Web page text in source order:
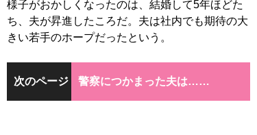
様子がおかしくなったのは、結婚して5年ほどた
ち、夫が昇進したころだ。夫は社内でも期待の大
きい若手のホープだったという。
次のページ 警察につかまった夫は……